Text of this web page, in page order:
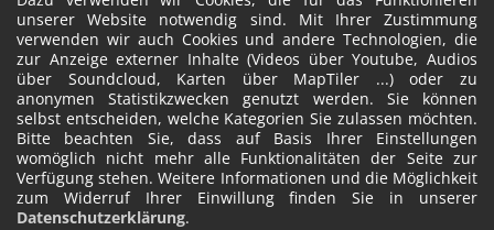
unserer Website notwendig sind. Mit Ihrer Zustimmung
verwenden wir auch Cookies und andere Technologien, die
zur Anzeige externer Inhalte (Videos über Youtube, Audios
über Soundcloud, Karten über MapTiler ...) oder zu
anonymen Statistikzwecken genutzt werden. Sie können
selbst entscheiden, welche Kategorien Sie zulassen möchten.
Bitte beachten Sie, dass auf Basis Ihrer Einstellungen
womöglich nicht mehr alle Funktionalitäten der Seite zur
Verfügung stehen. Weitere Informationen und die Möglichkeit
zum Widerruf Ihrer Einwillung finden Sie in unserer
Datenschutzerklärung.